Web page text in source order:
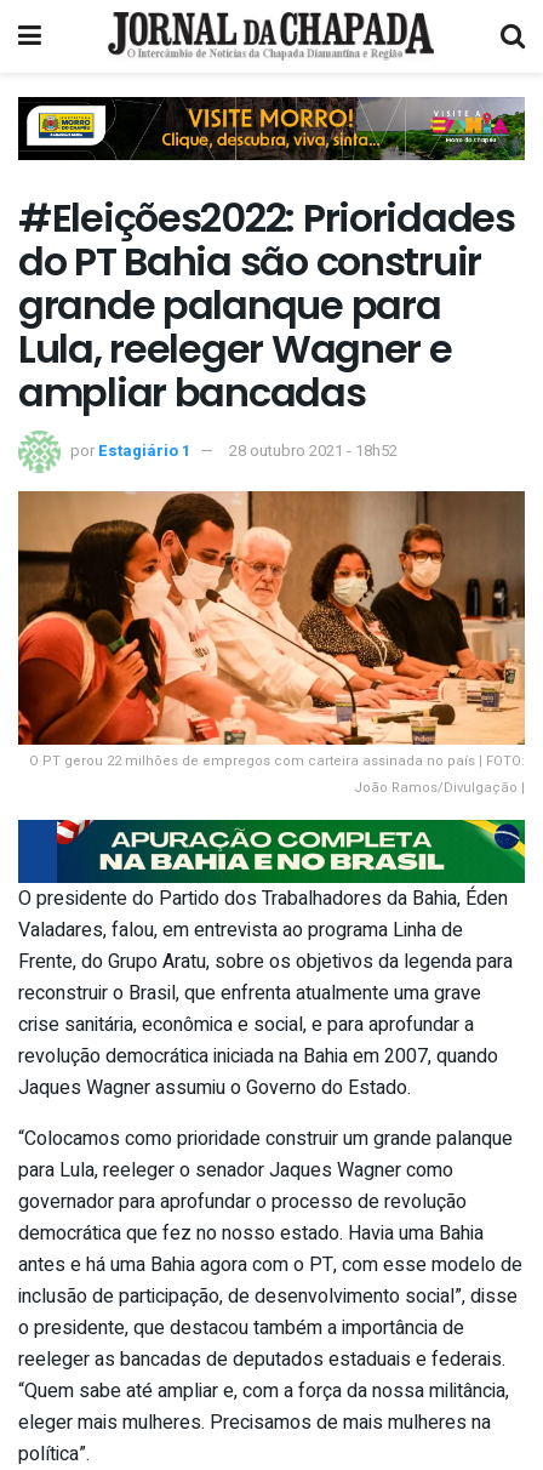
#Eleições2022: Prioridades
do PT Bahia são construir
grande palanque para
Lula, reeleger Wagner e
ampliar bancadas
por Estagiário 1 28 outubro 2021 - 18h52
O PT gerou 22 milhões de empregos com carteira assinada no país | FOTO:
João Ramos/Divulgação |
O presidente do Partido dos Trabalhadores da Bahia, Éden
Valadares, falou, em entrevista ao programa Linha de
Frente, do Grupo Aratu, sobre os objetivos da legenda para
reconstruir o Brasil, que enfrenta atualmente uma grave
crise sanitária, econômica e social, e para aprofundar a
revolução democrática iniciada na Bahia em 2007, quando
Jaques Wagner assumiu o Governo do Estado.
“Colocamos como prioridade construir um grande palanque
para Lula, reeleger o senador Jaques Wagner como
governador para aprofundar o processo de revolução
democrática que fez no nosso estado. Havia uma Bahia
antes e há uma Bahia agora com o PT, com esse modelo de
inclusão de participação, de desenvolvimento social”, disse
o presidente, que destacou também a importância de
reeleger as bancadas de deputados estaduais e federais.
“Quem sabe até ampliar e, com a força da nossa militância,
eleger mais mulheres. Precisamos de mais mulheres na
política”.